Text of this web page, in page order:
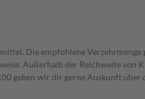
Die empfohlene
Außerhalb der Reichweite
geben wir dir gerne Auskunft über